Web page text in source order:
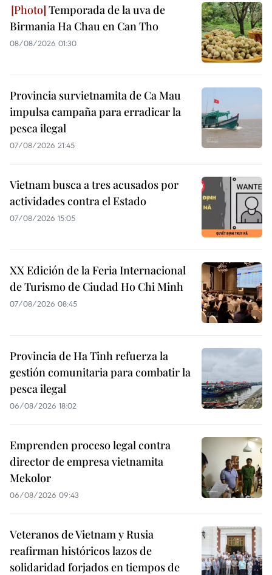
Temporada de la uva de
Birmania Ha Chau en Can Tho
08/08/2026 01:30
Provincia survietnamita de Ca Mau
impulsa campaña para erradicar la
pesca ilegal
07/08/2026 21:45
Vietnam busca a tres acusados por
actividades contra el Estado
07/08/2026 15:05
XX Edición de la Feria Internacional
de Turismo de Ciudad Ho Chi Minh
07/08/2026 08:45
Provincia de Ha Tinh refuerza la
gestión comunitaria para combatir la
pesca ilegal
06/08/2026 18:02
Emprenden proceso legal contra
director de empresa vietnamita
Mekolor
06/08/2026 09:43
Veteranos de Vietnam y Rusia
reafirman históricos lazos de
solidaridad forjados en tiempos de